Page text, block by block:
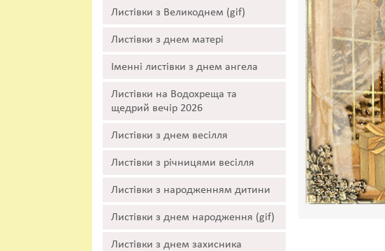
Листівки з Великоднем (gif)
Листівки з днем матері
Іменні листівки з днем ангела
Листівки на Водохреща та
щедрий вечір 2026
Листівки з днем весілля
Листівки з річницями весілля
Листівки з народженням дитини
Листівки з днем народження (gif)
Листівки з днем захисника